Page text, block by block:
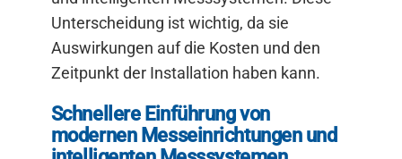
Unterscheidung ist wichtig, da sie
Auswirkungen auf die Kosten und den
Zeitpunkt der Installation haben kann.
Schnellere Einführung von
modernen Messeinrichtungen und